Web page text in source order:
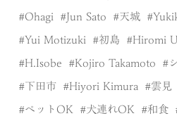
Ohagi Jun Sato 天城
Yui Motizuki 初島 Hiromi
H.Isobe Kojiro Takamoto
下田市 Hiyori Kimura 雲見
ペットOK 犬連れOK 和食